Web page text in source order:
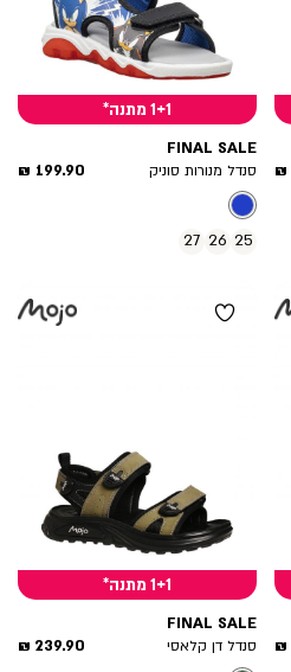
1+1 מתנה*
FINAL SALE
סנדל מנורות סוניק
מחיר
199.90 ₪
25
26
27
1+1 מתנה*
FINAL SALE
סנדל דן קלאסי
מחיר
239.90 ₪